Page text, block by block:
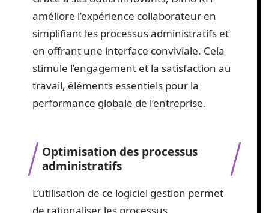
Impact de Dimo RH sur la
gestion des ressources
humaines
Amélioration de l’expérience
collaborateur
améliore l’expérience collaborateur en
simplifiant les processus administratifs et
en offrant une interface conviviale. Cela
stimule l’engagement et la satisfaction au